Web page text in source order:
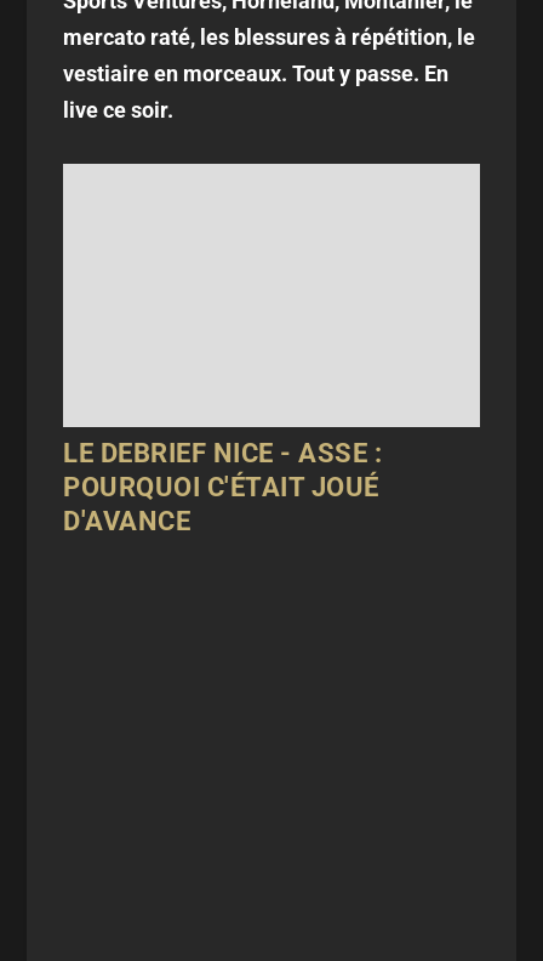
mercato raté, les blessures à répétition, le
vestiaire en morceaux. Tout y passe. En
live ce soir.
LE DEBRIEF NICE - ASSE :
POURQUOI C'ÉTAIT JOUÉ
D'AVANCE